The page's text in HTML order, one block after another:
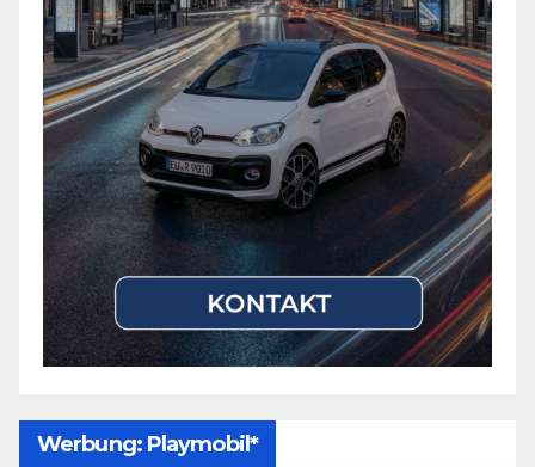
Werbung: Playmobil*